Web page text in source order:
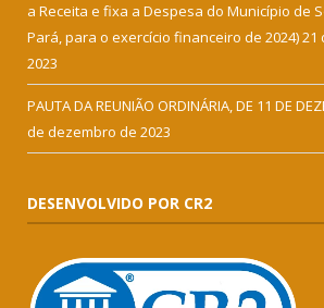
a Receita e fixa a Despesa do Município de
Pará, para o exercício financeiro de 2024)21
2023
PAUTA DA REUNIÃO ORDINÁRIA, DE 11 DE
de dezembro de 2023
DESENVOLVIDO POR CR2